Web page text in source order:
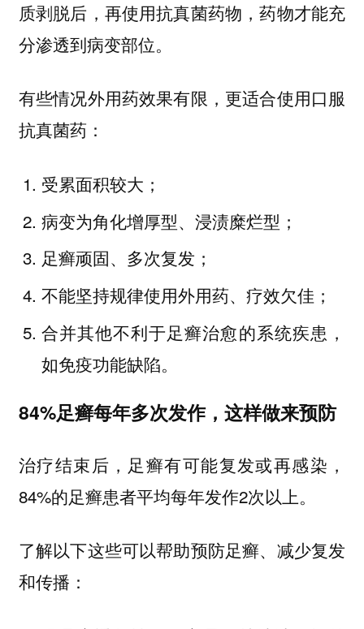
质剥脱后，再使用抗真菌药物，药物才能充
分渗透到病变部位。
有些情况外用药效果有限，更适合使用口服
抗真菌药：
受累面积较大；
病变为角化增厚型、浸渍糜烂型；
足癣顽固、多次复发；
不能坚持规律使用外用药、疗效欠佳；
合并其他不利于足癣治愈的系统疾患，
如免疫功能缺陷。
84%足癣每年多次发作，这样做来预防
治疗结束后，足癣有可能复发或再感染，
84%的足癣患者平均每年发作2次以上。
了解以下这些可以帮助预防足癣、减少复发
和传播：